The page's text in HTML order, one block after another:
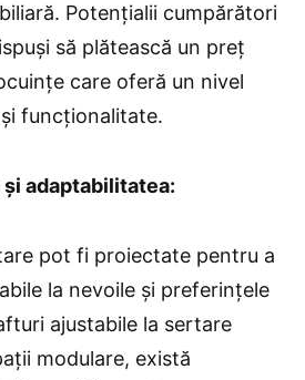
Potențialii cumpărători
să plătească un preț
care oferă un nivel
funcționalitate.
adaptabilitatea:
pot fi proiectate pentru a
la nevoile și preferințele
ajustabile la sertare
modulare, există